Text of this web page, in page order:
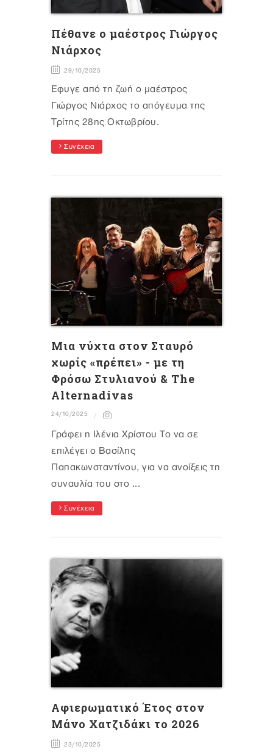
Πέθανε ο μαέστρος Γιώργος
Νιάρχος
29/10/2025
Έφυγε από τη ζωή ο μαέστρος
Γιώργος Νιάρχος το απόγευμα της
Τρίτης 28ης Οκτωβρίου.
Συνέχεια
Μια νύχτα στον Σταυρό
χωρίς «πρέπει» - με τη
Φρόσω Στυλιανού & The
Alternadivas
24/10/2025
Γράφει η Ιλένια Χρίστου Το να σε
επιλέγει ο Βασίλης
Παπακωνσταντίνου, για να ανοίξεις τη
συναυλία του στο ...
Συνέχεια
Αφιερωματικό Έτος στον
Μάνο Χατζιδάκι το 2026
23/10/2025